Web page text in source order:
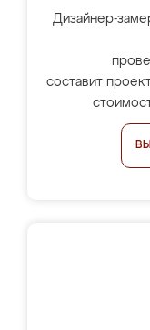
Дизайнер-
составит